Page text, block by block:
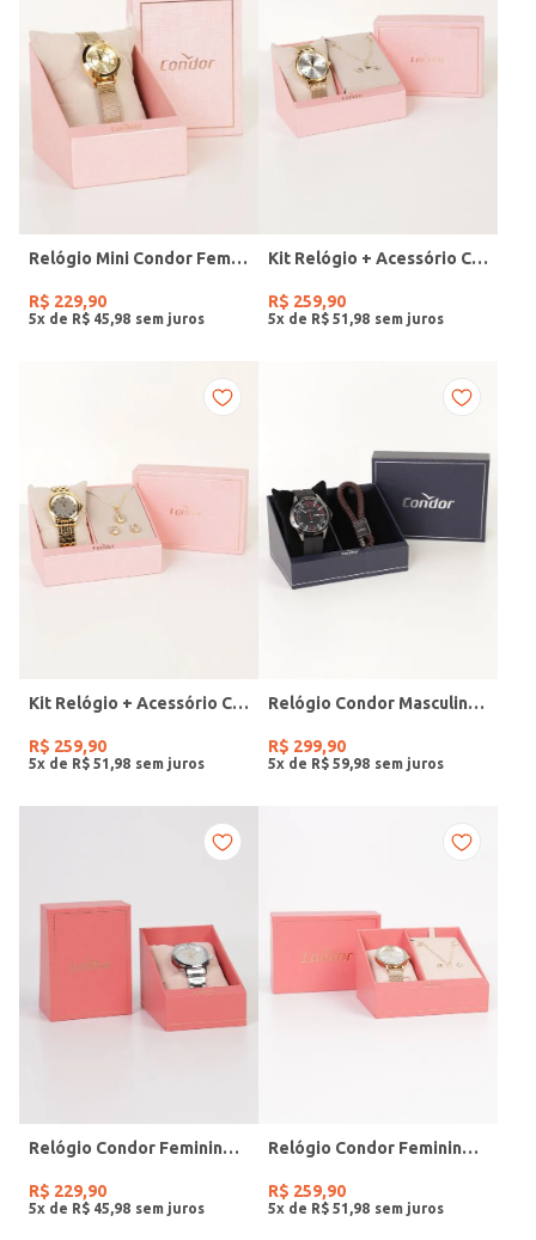
Relógio Mini Condor Feminino DOURADO
R$ 229,90
5x de R$ 45 98
Kit Relógio + Acessório Condor Feminino DOURADO
R$ 259,90
5x de R$ 51 98
Kit Relógio + Acessório Condor Feminino DOURADO
R$ 259,90
5x de R$ 51 98
Relógio Condor Masculino PRETO
R$ 299,90
5x de R$ 59 98
Relógio Condor Feminino PRATA
R$ 229,90
5x de R$ 45 98
Relógio Condor Feminino DOURADO
R$ 259,90
5x de R$ 51 98